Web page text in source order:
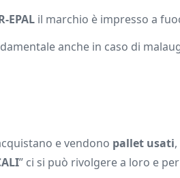
EPAL il marchio è impresso a
anche in caso di
e vendono pallet usati
” ci si può rivolgere a loro e